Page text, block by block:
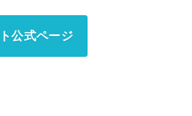
公式ページ